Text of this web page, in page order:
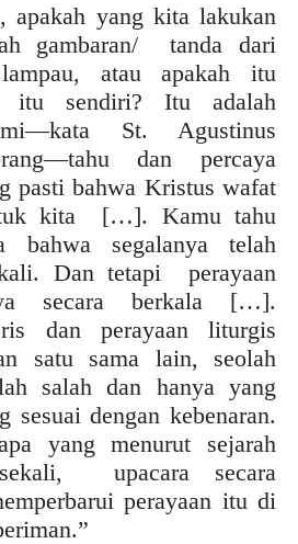
apakah yang kita lakukan
gambaran/ tanda dari
atau apakah itu
itu sendiri? Itu adalah
St. Agustinus
dan percaya
pasti bahwa Kristus wafat
kita […]. Kamu tahu
bahwa segalanya telah
Dan tetapi perayaan
secara berkala […].
dan perayaan liturgis
satu sama lain, seolah
salah dan hanya yang
sesuai dengan kebenaran.
yang menurut sejarah
upacara secara
perayaan itu di